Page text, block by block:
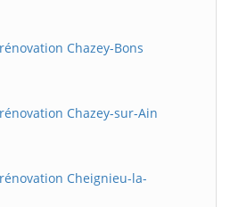
Chazey-Bons
Chazey-sur-Ain
Cheignieu-la-